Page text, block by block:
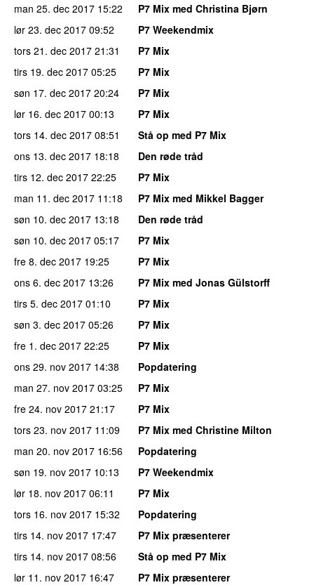
man 25. dec 2017 15:22
P7 Mix med Christina Bjørn
lør 23. dec 2017 09:52
P7 Weekendmix
tors 21. dec 2017 21:31
P7 Mix
tirs 19. dec 2017 05:25
P7 Mix
søn 17. dec 2017 20:24
P7 Mix
lør 16. dec 2017 00:13
P7 Mix
tors 14. dec 2017 08:51
Stå op med P7 Mix
ons 13. dec 2017 18:18
Den røde tråd
tirs 12. dec 2017 22:25
P7 Mix
man 11. dec 2017 11:18
P7 Mix med Mikkel Bagger
søn 10. dec 2017 13:18
Den røde tråd
søn 10. dec 2017 05:17
P7 Mix
fre 8. dec 2017 19:25
P7 Mix
ons 6. dec 2017 13:26
P7 Mix med Jonas Gülstorff
tirs 5. dec 2017 01:10
P7 Mix
søn 3. dec 2017 05:26
P7 Mix
fre 1. dec 2017 22:25
P7 Mix
ons 29. nov 2017 14:38
Popdatering
man 27. nov 2017 03:25
P7 Mix
fre 24. nov 2017 21:17
P7 Mix
tors 23. nov 2017 11:09
P7 Mix med Christine Milton
man 20. nov 2017 16:56
Popdatering
søn 19. nov 2017 10:13
P7 Weekendmix
lør 18. nov 2017 06:11
P7 Mix
tors 16. nov 2017 15:32
Popdatering
tirs 14. nov 2017 17:47
P7 Mix præsenterer
tirs 14. nov 2017 08:56
Stå op med P7 Mix
lør 11. nov 2017 16:47
P7 Mix præsenterer